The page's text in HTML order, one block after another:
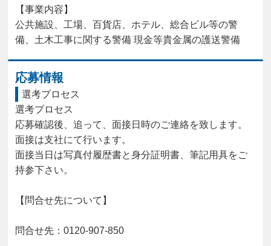
【事業内容】
公共施設、工場、百貨店、ホテル、総合ビル等の警
備、土木工事に関する警備 現金等貴金属の護送警備
応募情報
選考プロセス
選考プロセス
応募確認後、追って、面接日時のご連絡を致します。
面接は支社にて行います。
面接当日は写真付履歴書と身分証明書、筆記用具をご
持参下さい。
【問合せ先について】
問合せ先：0120-907-850